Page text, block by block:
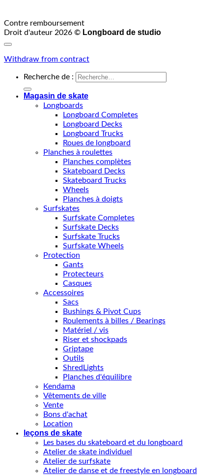
Contre remboursement
Droit d'auteur 2026 © Longboard de studio
Withdraw from contract
Recherche de :
Magasin de skate
Longboards
Longboard Completes
Longboard Decks
Longboard Trucks
Roues de longboard
Planches à roulettes
Planches complètes
Skateboard Decks
Skateboard Trucks
Wheels
Planches à doigts
Surfskates
Surfskate Completes
Surfskate Decks
Surfskate Trucks
Surfskate Wheels
Protection
Gants
Protecteurs
Casques
Accessoires
Sacs
Bushings & Pivot Cups
Roulements à billes / Bearings
Matériel / vis
Riser et shockpads
Griptape
Outils
ShredLights
Planches d'équilibre
Kendama
Vêtements de ville
Vente
Bons d'achat
Location
leçons de skate
Les bases du skateboard et du longboard
Atelier de skate individuel
Atelier de surfskate
Atelier de danse et de freestyle en longboard